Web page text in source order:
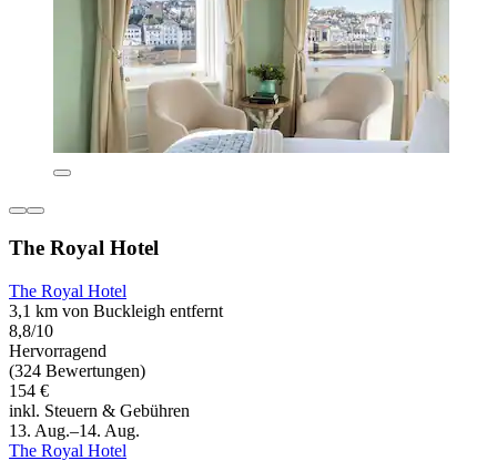
The Royal Hotel
The Royal Hotel
3,1 km von Buckleigh entfernt
8,8/10
Hervorragend
(324 Bewertungen)
154 €
inkl. Steuern & Gebühren
13. Aug.–14. Aug.
The Royal Hotel